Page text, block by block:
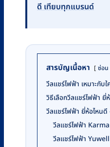
ดี เทียบทุกแบรนด์
สารบัญเนื้อหา ซ่อน
วีลแชร์ไฟฟ้า เหมาะกับใ
วิธีเลือกวีลแชร์ไฟฟ้า ยี่
วีลแชร์ไฟฟ้า ยี่ห้อไหน
วีลแชร์ไฟฟ้า Karma
วีลแชร์ไฟฟ้า Yuwell